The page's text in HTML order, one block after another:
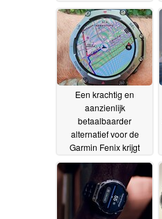
Een krachtig en
aanzienlijk
betaalbaarder
alternatief voor de
Garmin Fenix krijgt
nieuwe functies08-06-
2026